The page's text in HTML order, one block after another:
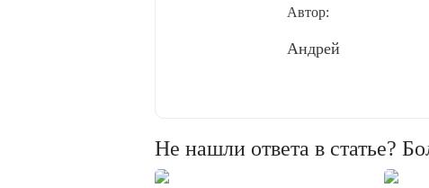
Автор:
Андрей
Не нашли ответа в статье?